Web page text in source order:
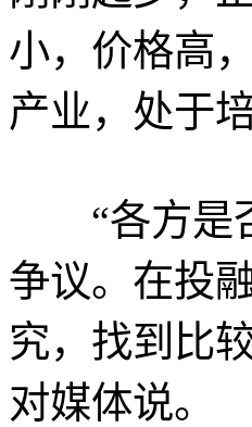
小，价格高
产业，处于
“各方是否
争议。在投
究，找到比
对媒体说。